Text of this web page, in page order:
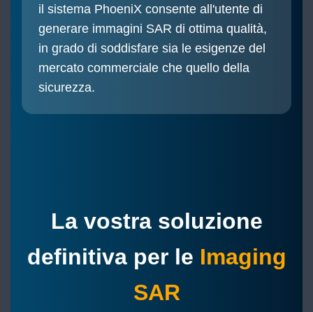
il sistema PhoeniX consente all'utente di
generare immagini SAR di ottima qualità,
in grado di soddisfare sia le esigenze del
mercato commerciale che quello della
sicurezza.
La vostra soluzione
definitiva per le Imaging
SAR